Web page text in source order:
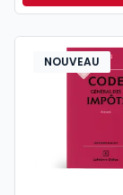
NOUVEAU